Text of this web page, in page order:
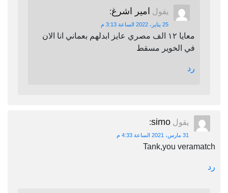
يقول امير اشرغ:
25 يناير، 2022 الساعة 3:13 م
معايا ١٢ الف مصري عايز ابدلهم بعماني انا الان
في الخوير مسقط
رد
يقول simo
:
31 مارس، 2021 الساعة 4:33 م
Tank,you veramatch
رد